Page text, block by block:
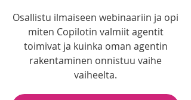
Osallistu ilmaiseen webinaariin ja opi
miten Copilotin valmiit agentit
toimivat ja kuinka oman agentin
rakentaminen onnistuu vaihe
vaiheelta.